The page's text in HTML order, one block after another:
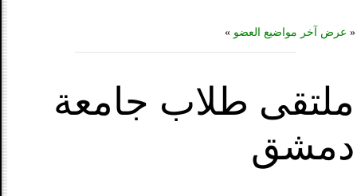
« عرض آخر مواضيع العضو »
ملتقى طلاب جامعة
دمشق